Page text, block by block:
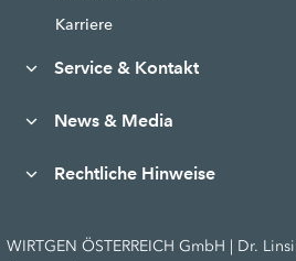
Karriere
Service & Kontakt
News & Media
Rechtliche Hinweise
WIRTGEN ÖSTERREICH GmbH | Dr.